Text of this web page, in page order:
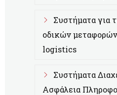
Συστήματα για
οδικών
logistics
Συστήματα
Ασφάλεια